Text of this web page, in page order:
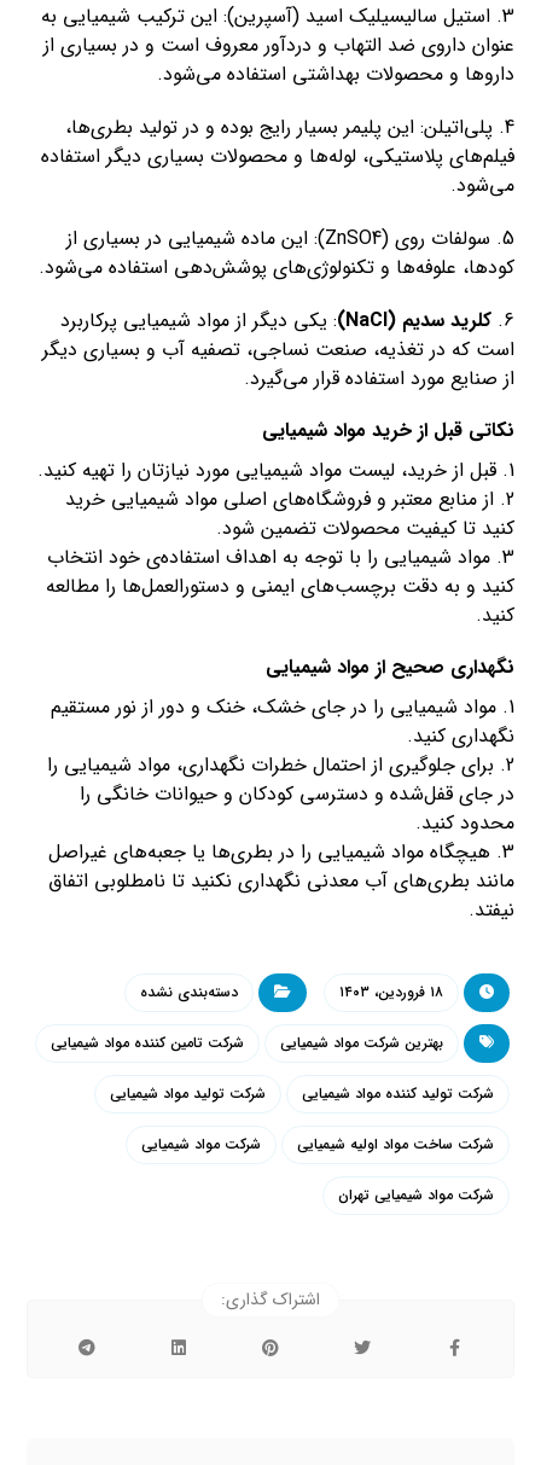
3. استیل سالیسیلیک اسید (آسپرین): این ترکیب شیمیایی به
عنوان داروی ضد التهاب و دردآور معروف است و در بسیاری از
داروها و محصولات بهداشتی استفاده می‌شود.
4. پلی‌اتیلن: این پلیمر بسیار رایج بوده و در تولید بطری‌ها،
فیلم‌های پلاستیکی، لوله‌ها و محصولات بسیاری دیگر استفاده
می‌شود.
5. سولفات روی (ZnSO4): این ماده شیمیایی در بسیاری از
کودها، علوفه‌ها و تکنولوژی‌های پوشش‌دهی استفاده می‌شود.
6. کلرید سدیم (NaCl)
: یکی دیگر از مواد شیمیایی پرکاربرد
است که در تغذیه، صنعت نساجی، تصفیه آب و بسیاری دیگر
از صنایع مورد استفاده قرار می‌گیرد.
نکاتی قبل از خرید مواد شیمیایی
1. قبل از خرید، لیست مواد شیمیایی مورد نیازتان را تهیه کنید.
2. از منابع معتبر و فروشگاه‌های اصلی مواد شیمیایی خرید
کنید تا کیفیت محصولات تضمین شود.
3. مواد شیمیایی را با توجه به اهداف استفاده‌ی خود انتخاب
کنید و به دقت برچسب‌های ایمنی و دستورالعمل‌ها را مطالعه
کنید.
نگهداری صحیح از مواد شیمیایی
1. مواد شیمیایی را در جای خشک، خنک و دور از نور مستقیم
نگهداری کنید.
2. برای جلوگیری از احتمال خطرات نگهداری، مواد شیمیایی را
در جای قفل‌شده و دسترسی کودکان و حیوانات خانگی را
محدود کنید.
3. هیچگاه مواد شیمیایی را در بطری‌ها یا جعبه‌های غیراصل
مانند بطری‌های آب معدنی نگهداری نکنید تا نامطلوبی اتفاق
نیفتد.
۱۸ فروردین، ۱۴۰۳ دسته‌بندی نشده
بهترین شرکت مواد شیمیایی شرکت تامین کننده مواد شیمیایی
شرکت تولید کننده مواد شیمیایی شرکت تولید مواد شیمیایی
شرکت ساخت مواد اولیه شیمیایی شرکت مواد شیمیایی
شرکت مواد شیمیایی تهران